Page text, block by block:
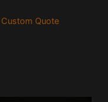
Quote